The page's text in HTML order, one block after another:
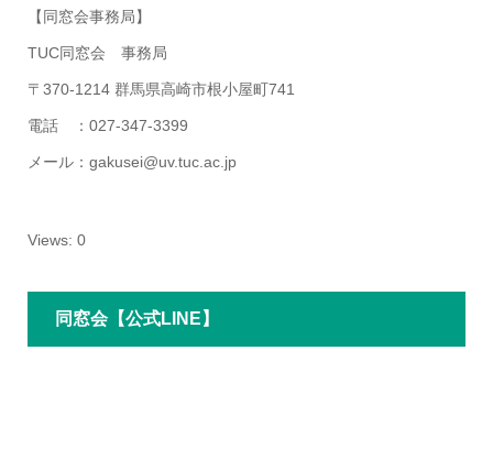
【同窓会事務局】
TUC同窓会 事務局
〒370-1214 群馬県高崎市根小屋町741
電話 ：027-347-3399
メール：gakusei@uv.tuc.ac.jp
Views: 0
同窓会【公式LINE】